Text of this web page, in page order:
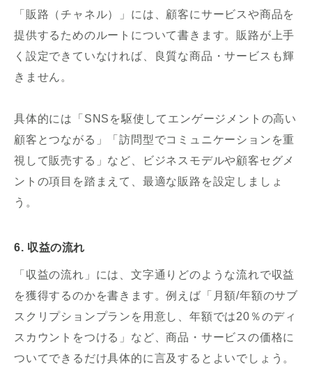
「販路（チャネル）」には、顧客にサービスや商品を
提供するためのルートについて書きます。販路が上手
く設定できていなければ、良質な商品・サービスも輝
きません。
具体的には「SNSを駆使してエンゲージメントの高い
顧客とつながる」「訪問型でコミュニケーションを重
視して販売する」など、ビジネスモデルや顧客セグメ
ントの項目を踏まえて、最適な販路を設定しましょ
う。
6. 収益の流れ
「収益の流れ」には、文字通りどのような流れで収益
を獲得するのかを書きます。例えば「月額/年額のサブ
スクリプションプランを用意し、年額では20％のディ
スカウントをつける」など、商品・サービスの価格に
ついてできるだけ具体的に言及するとよいでしょう。